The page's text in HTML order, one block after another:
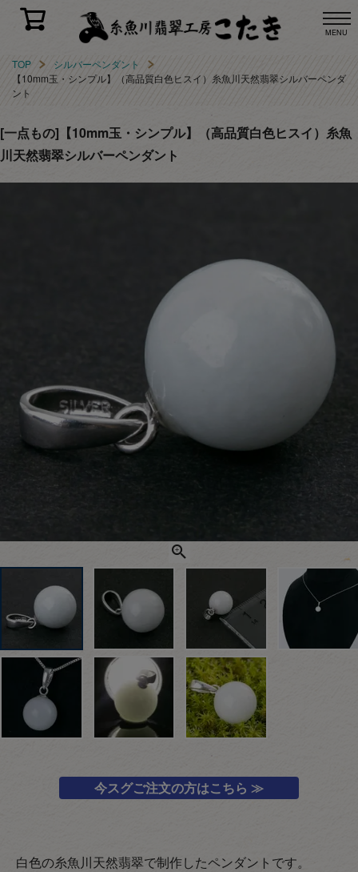
MENU
TOP
シルバーペンダント
【10mm玉・シンプル】（高品質白色ヒスイ）糸魚川天然翡翠シルバーペンダ
ント
[一点もの]【10mm玉・シンプル】（高品質白色ヒスイ）糸魚
川天然翡翠シルバーペンダント
今スグご注文の方はこちら ≫
白色の糸魚川天然翡翠で制作したペンダントです。